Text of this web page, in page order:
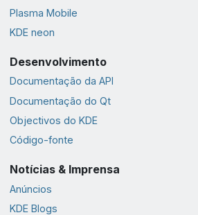
Plasma Mobile
KDE neon
Desenvolvimento
Documentação da API
Documentação do Qt
Objectivos do KDE
Código-fonte
Notícias & Imprensa
Anúncios
KDE Blogs